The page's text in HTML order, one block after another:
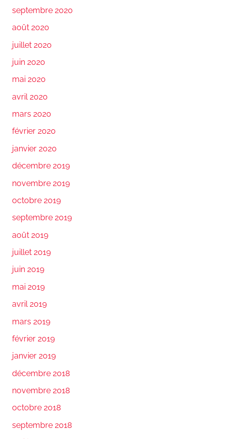
septembre 2020
août 2020
juillet 2020
juin 2020
mai 2020
avril 2020
mars 2020
février 2020
janvier 2020
décembre 2019
novembre 2019
octobre 2019
septembre 2019
août 2019
juillet 2019
juin 2019
mai 2019
avril 2019
mars 2019
février 2019
janvier 2019
décembre 2018
novembre 2018
octobre 2018
septembre 2018